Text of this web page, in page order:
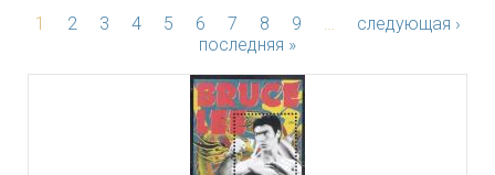
1 2 3 4 5 6 7 8 9 …
следующая ›
последняя »